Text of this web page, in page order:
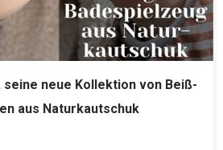
neue Kollektion von Beiß-
aus Naturkautschuk